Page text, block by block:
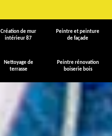
Création de mur
intérieur 87
Peintre et peinture
de façade
Nettoyage de
terrasse
Peintre rénovation
boiserie bois